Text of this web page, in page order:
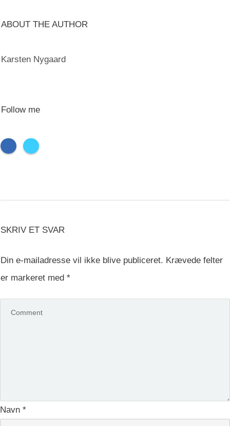
ABOUT THE AUTHOR
Karsten Nygaard
Follow me
SKRIV ET SVAR
Din e-mailadresse vil ikke blive publiceret. Krævede felter
er markeret med *
Navn *